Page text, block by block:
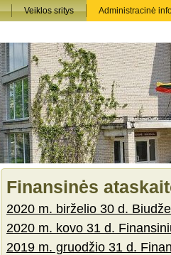
Veiklos sritys Administracinė
Finansinės
2020 m. birželio 30 d.
2020 m. kovo 31 d.
2019 m. gruodžio 31 d.